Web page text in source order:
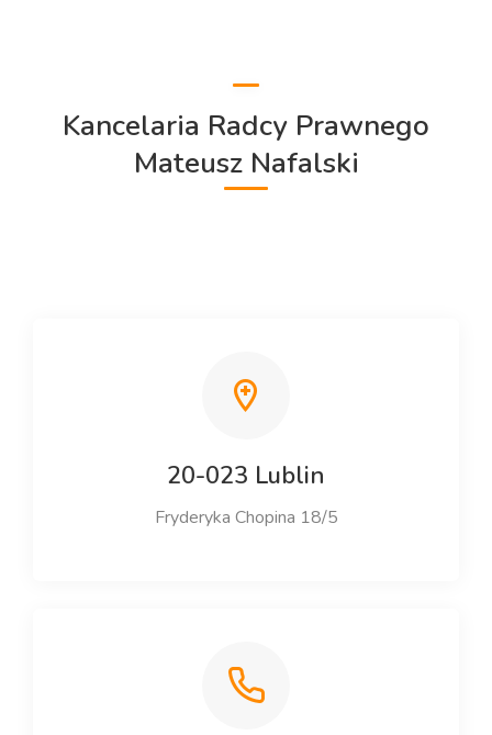
Kancelaria Radcy Prawnego
Mateusz Nafalski
20-023 Lublin
Fryderyka Chopina 18/5